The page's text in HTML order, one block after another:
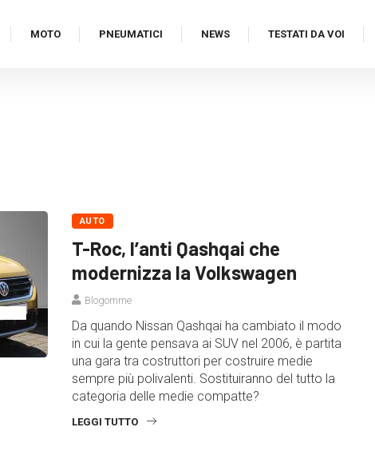
MOTO PNEUMATICI NEWS TESTATI DA VOI
AUTO
T-Roc, l’anti Qashqai che
modernizza la Volkswagen
Blogomme
Da quando Nissan Qashqai ha cambiato il modo
in cui la gente pensava ai SUV nel 2006, è partita
una gara tra costruttori per costruire medie
sempre più polivalenti. Sostituiranno del tutto la
categoria delle medie compatte?
LEGGI TUTTO